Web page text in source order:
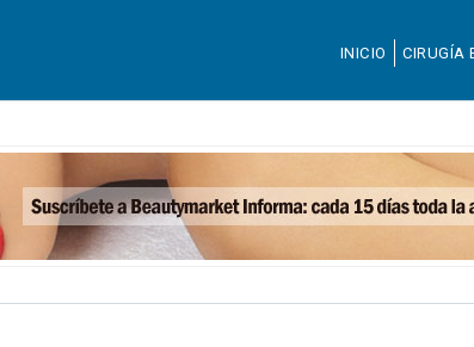
INICIO CIRUGÍA